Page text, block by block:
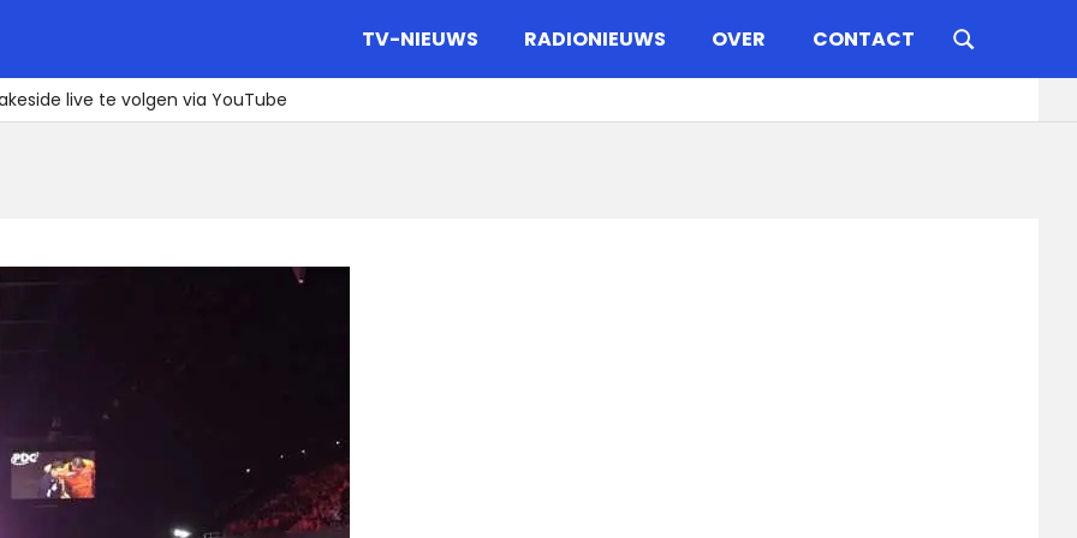
TV-NIEUWS RADIONIEUWS OVER CONTACT
live te volgen via YouTube